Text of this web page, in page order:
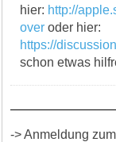
hier: http://
over oder hier:
https://
schon etwas
-> Anmeldung